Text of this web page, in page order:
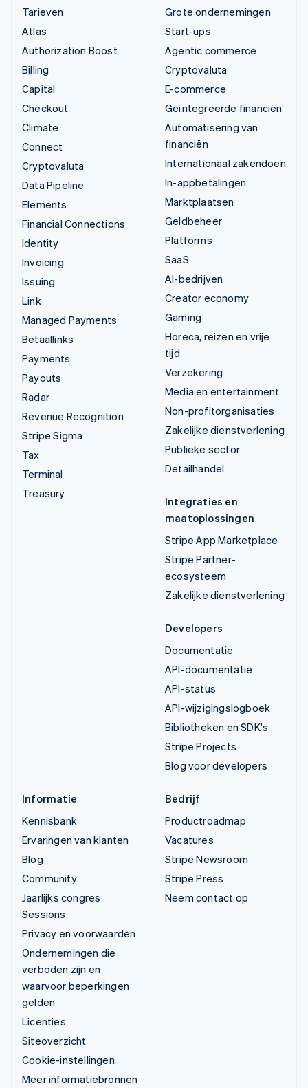
Tarieven
Atlas
Authorization Boost
Billing
Capital
Checkout
Climate
Connect
Cryptovaluta
Data Pipeline
Elements
Financial Connections
Identity
Invoicing
Issuing
Link
Managed Payments
Betaallinks
Payments
Payouts
Radar
Revenue Recognition
Stripe Sigma
Tax
Terminal
Treasury
Grote ondernemingen
Start-ups
Agentic commerce
Cryptovaluta
E-commerce
Geïntegreerde financiën
Automatisering van
financiën
Internationaal zakendoen
In-appbetalingen
Marktplaatsen
Geldbeheer
Platforms
SaaS
AI-bedrijven
Creator economy
Gaming
Horeca, reizen en vrije
tijd
Verzekering
Media en entertainment
Non-profitorganisaties
Zakelijke dienstverlening
Publieke sector
Detailhandel
Integraties en
maatoplossingen
Stripe App Marketplace
Stripe Partner-
ecosysteem
Zakelijke dienstverlening
Developers
Documentatie
API-documentatie
API-status
API-wijzigingslogboek
Bibliotheken en SDK's
Stripe Projects
Blog voor developers
Informatie
Kennisbank
Ervaringen van klanten
Blog
Community
Jaarlijks congres
Sessions
Privacy en voorwaarden
Ondernemingen die
verboden zijn en
waarvoor beperkingen
gelden
Licenties
Siteoverzicht
Cookie-instellingen
Meer informatiebronnen
Bedrijf
Productroadmap
Vacatures
Stripe Newsroom
Stripe Press
Neem contact op